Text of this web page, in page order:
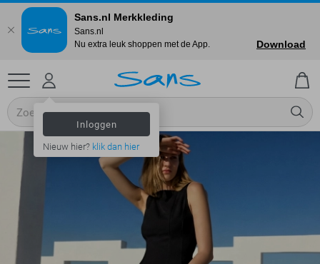
Inloggen
Nieuw hier? klik dan hier
Sans.nl Merkkleding
Sans.nl
Nu extra leuk shoppen met de App.
Download